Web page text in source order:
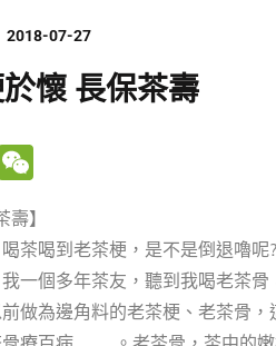
Posted
2018-07-27
懷 長保茶壽
C
h
at
】
茶喝到老茶梗，是不是倒退嚕呢?
一個多年茶友，聽到我喝老茶
做為邊角料的老茶梗、老茶骨